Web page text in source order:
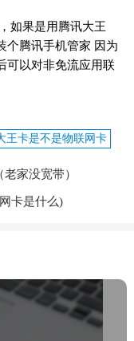
如果是用腾讯大王
个腾讯手机管家 因为
可以对非免流应用联
王卡是不是物联网卡
家没宽带）
卡是什么)